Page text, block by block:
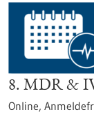
8. MDR &
Online,